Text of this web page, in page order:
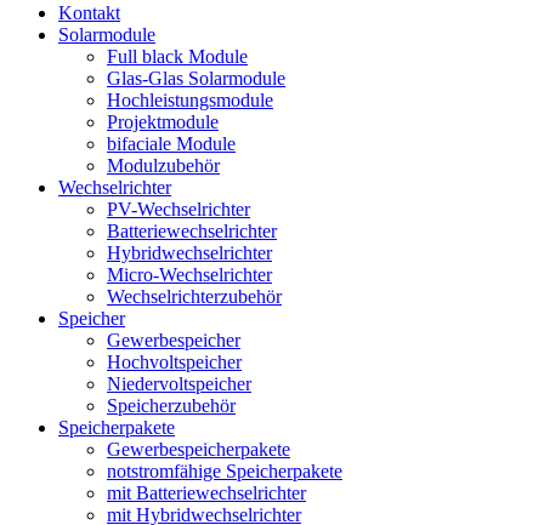
Kontakt
Solarmodule
Full black Module
Glas-Glas Solarmodule
Hochleistungsmodule
Projektmodule
bifaciale Module
Modulzubehör
Wechselrichter
PV-Wechselrichter
Batteriewechselrichter
Hybridwechselrichter
Micro-Wechselrichter
Wechselrichterzubehör
Speicher
Gewerbespeicher
Hochvoltspeicher
Niedervoltspeicher
Speicherzubehör
Speicherpakete
Gewerbespeicherpakete
notstromfähige Speicherpakete
mit Batteriewechselrichter
mit Hybridwechselrichter